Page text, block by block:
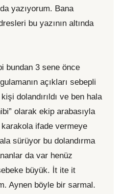
yazıyorum. Bana
bu yazının altında
bundan 3 sene önce
açıkları sebepli
dolandırıldı ve ben hala
olarak ekip arabasıyla
ifade vermeye
sürüyor bu dolandırma
da var henüz
büyük. İt ite it
Aynen böyle bir sarmal.